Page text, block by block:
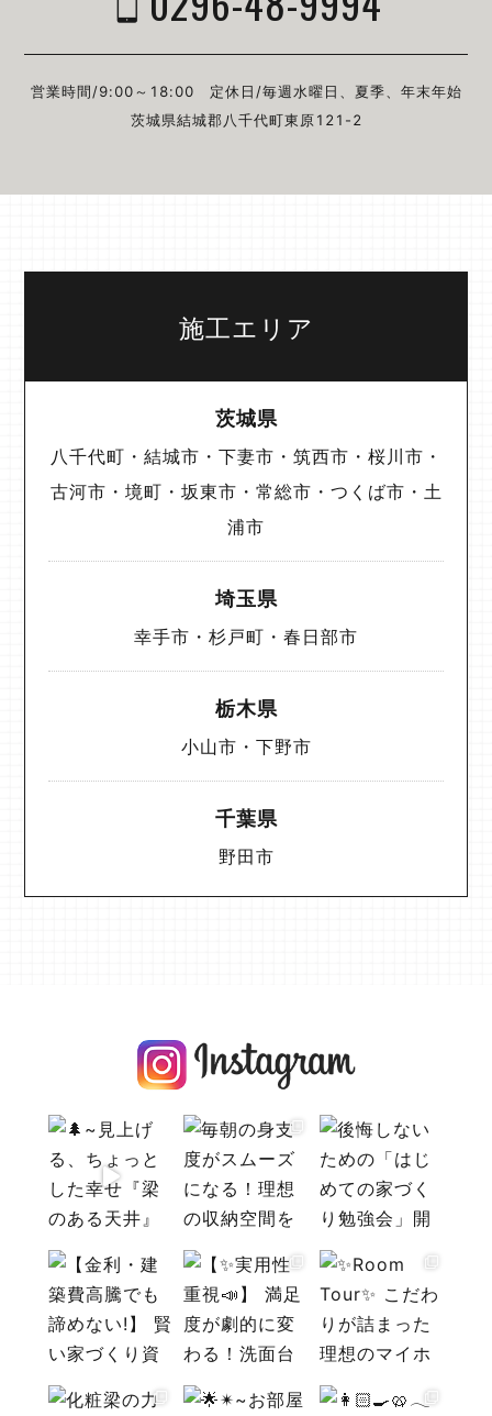
営業時間/9:00～18:00 定休日/毎週⽔曜⽇、夏季、年末年始
茨城県結城郡⼋千代町東原121-2
施工エリア
茨城県
八千代町・結城市・下妻市・筑西市・桜川市・
古河市・境町・坂東市・常総市・つくば市・土
浦市
埼玉県
幸手市・杉戸町・春日部市
栃木県
小山市・下野市
千葉県
野田市